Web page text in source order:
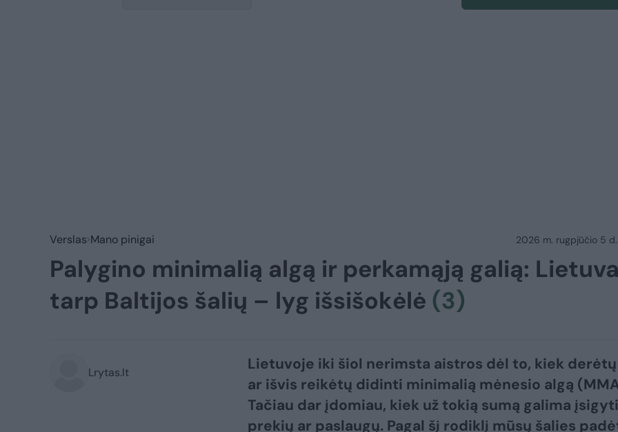
Verslas Mano pinigai 2026 m. rugpjūčio 5 d.
Palygino minimalią algą ir perkamąją galią:
tarp Baltijos šalių – lyg išsišokėlė (3)
Lrytas.lt
Lietuvoje iki šiol nerimsta aistros dėl to, kiek
ar išvis reikėtų didinti minimalią mėnesio algą
Tačiau dar įdomiau, kiek už tokią sumą galima įsigyti
prekių ar paslaugų. Pagal šį rodiklį mūsų šalies